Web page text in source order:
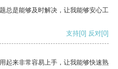
总是能够及时解决，让我能够安心工
支持[0] 反对[0]
起来非常容易上手，让我能够快速熟